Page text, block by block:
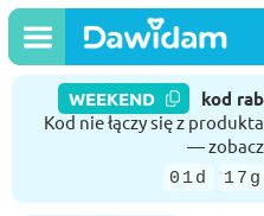
WEEKEND kod
Kod nie łączy się z
— zobacz
01d 17g